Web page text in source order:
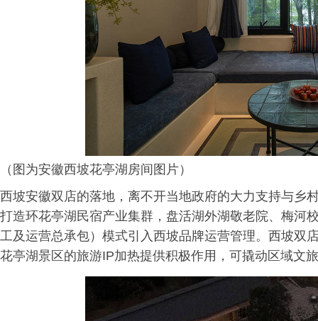
（图为安徽西坡花亭湖房间图片）
西坡安徽双店的落地，离不开当地政府的大力支持与乡
打造环花亭湖民宿产业集群，盘活湖外湖敬老院、梅河
工及运营总承包）模式引入西坡品牌运营管理。西坡双
花亭湖景区的旅游IP加热提供积极作用，可撬动区域文